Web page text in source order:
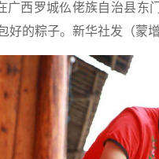
广西罗城仫佬族自治县东
好的粽子。 新华社发（蒙增